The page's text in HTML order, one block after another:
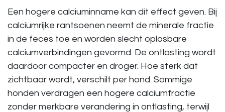
Een hogere calciuminname kan dit effect geven. Bij
calciumrijke rantsoenen neemt de minerale fractie
in de feces toe en worden slecht oplosbare
calciumverbindingen gevormd. De ontlasting wordt
daardoor compacter en droger. Hoe sterk dat
zichtbaar wordt, verschilt per hond. Sommige
honden verdragen een hogere calciumfractie
zonder merkbare verandering in ontlasting, terwijl